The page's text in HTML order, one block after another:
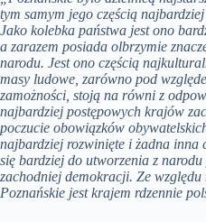
tym samym jego częścią
Jako kolebka państwa jest ono
a zarazem posiada olbrzymie
narodu. Jest ono częścią
masy ludowe, zarówno pod
zamożności, stoją na równi z
najbardziej postępowych krajów
poczucie obowiązków
najbardziej rozwinięte i żadna inna
się bardziej do utworzenia z
zachodniej demokracji. Ze względu
Poznańskie jest krajem rdzennie